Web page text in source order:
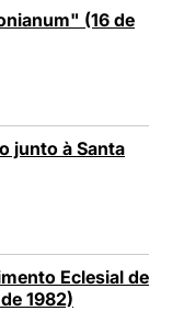
(16 de
junto à Santa
Eclesial de
1982)